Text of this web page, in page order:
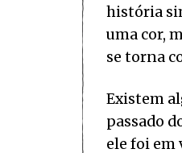
história
uma cor,
se torna
Existem
passado
ele foi em